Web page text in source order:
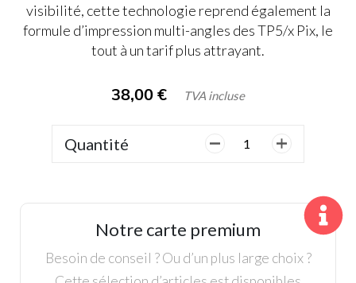
visibilité, cette technologie reprend également la
formule d’impression multi-angles des TP5/x Pix, le
tout à un tarif plus attrayant.
38,00 € TVA incluse
Quantité
quantité
Made
SpeedSoft
Ink
Notre carte premium
Besoin de conseil ? Ou d’un plus large choix ?